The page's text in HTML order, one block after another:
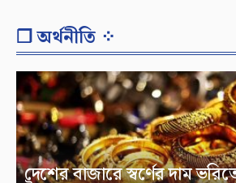
❐ অর্থনীতি ⁘
দেশের বাজারে স্বর্ণের দাম